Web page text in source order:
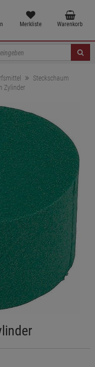
Merkliste Warenkorb
Steckschaum
Zylinder